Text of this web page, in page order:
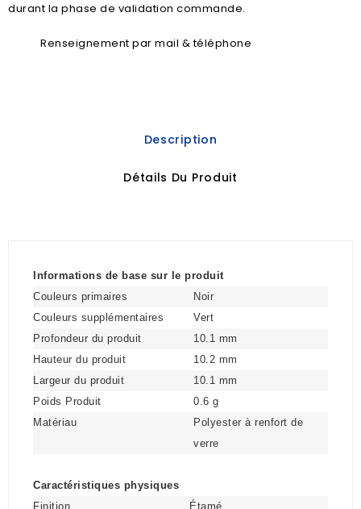
durant la phase de validation commande.
Renseignement par mail & téléphone
Description
Détails Du Produit
Informations de base sur le produit
Couleurs primaires
Noir
Couleurs supplémentaires
Vert
Profondeur du produit
10.1 mm
Hauteur du produit
10.2 mm
Largeur du produit
10.1 mm
Poids Produit
0.6 g
Matériau
Polyester à renfort de
verre
Caractéristiques physiques
Finition
Étamé